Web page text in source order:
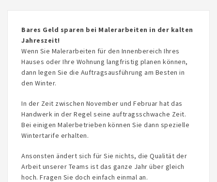
Bares Geld sparen bei Malerarbeiten in der kalten
Jahreszeit!
Wenn Sie Malerarbeiten für den Innenbereich Ihres
Hauses oder Ihre Wohnung langfristig planen können,
dann legen Sie die Auftragsausführung am Besten in
den Winter.
In der Zeit zwischen November und Februar hat das
Handwerk in der Regel seine auftragsschwache Zeit.
Bei einigen Malerbetrieben können Sie dann spezielle
Wintertarife erhalten.
Ansonsten ändert sich für Sie nichts, die Qualität der
Arbeit unserer Teams ist das ganze Jahr über gleich
hoch. Fragen Sie doch einfach einmal an.